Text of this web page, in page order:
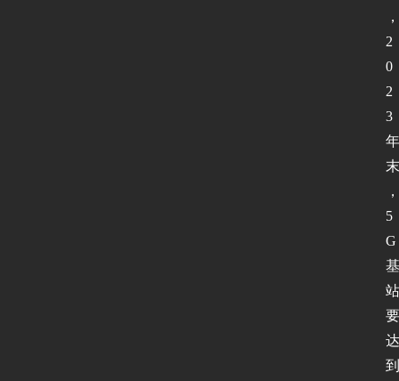
，
2
0
2
3
年
末
，
5
G
基
站
要
达
到